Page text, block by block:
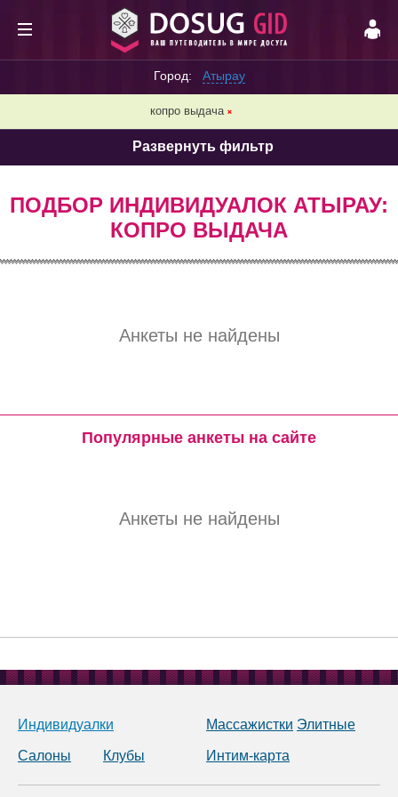
Город: Атырау
копро выдача ❌
Развернуть фильтр
ПОДБОР ИНДИВИДУАЛОК АТЫРАУ:
КОПРО ВЫДАЧА
Анкеты не найдены
Популярные анкеты на сайте
Анкеты не найдены
Индивидуалки
Салоны Клубы
Массажистки Элитные
Интим-карта